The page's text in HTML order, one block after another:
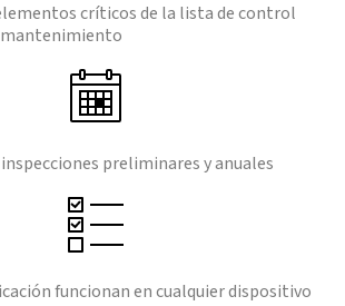
críticos de la lista de control
mantenimiento
preliminares y anuales
funcionan en cualquier dispositivo